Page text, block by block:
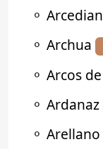
⚬
⚬ Archua
⚬ Arcos
⚬ Ardanaz
⚬ Arellano